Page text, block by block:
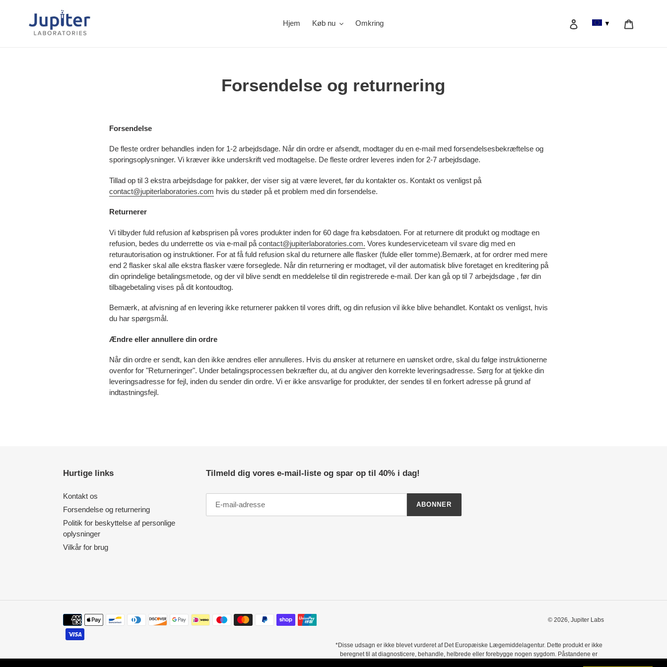
Hjem Køb nu Omkring
Søg efter
Log ind ▼
Forsendelse og returnering
Forsendelse
De fleste ordrer behandles inden for 1-2 arbejdsdage. Når din ordre er afsendt, modtager du en e-mail med forsendelsesbekræftelse og
sporingsoplysninger. Vi kræver ikke underskrift ved modtagelse. De fleste ordrer leveres inden for 2-7 arbejdsdage.
Tillad op til 3 ekstra arbejdsdage for pakker, der viser sig at være leveret,før du kontakter os. Kontakt os venligst på
contact@jupiterlaboratories.com hvis du støder på et problem med din forsendelse.
Returnerer
Vi tilbyder fuld refusion af købsprisen på vores produkter inden for 60 dage fra købsdatoen. For at returnere dit produkt og modtage en
refusion, bedes du underrette os via e-mail på contact@jupiterlaboratories.com. Vores kundeserviceteam vil svare dig meden
returautorisation og instruktioner. For at få fuld refusion skal du returnere alle flasker (fulde eller tomme).Bemærk, at for ordrer med mere
end 2 flasker skal alle ekstra flasker være forseglede. Når din returnering er modtaget, vil der automatisk blive foretaget en kreditering på
din oprindelige betalingsmetode, og der vil blive sendt en meddelelse til din registrerede e-mail. Der kan gå op til 7 arbejdsdage , før din
tilbagebetaling vises på dit kontoudtog.
Bemærk, at afvisning af en levering ikke returnerer pakken til vores drift, og din refusion vil ikke blive behandlet. Kontakt os venligst, hvis
du har spørgsmål.
Ændre eller annullere din ordre
Når din ordre er sendt, kan den ikke ændres eller annulleres. Hvis du ønsker at returnere en uønsket ordre, skal du følge instruktionerne
ovenfor for "Returneringer". Under betalingsprocessen bekræfter du, at du angiver den korrekte leveringsadresse. Sørg for at tjekke din
leveringsadresse for fejl, inden du sender din ordre. Vi er ikke ansvarlige for produkter, der sendes til en forkert adresse på grund af
indtastningsfejl.
Hurtige links
Kontakt os
Forsendelse og returnering
Politik for beskyttelse af personlige
oplysninger
Vilkår for brug
Tilmeld dig vores e-mail-liste og spar op til 40% i dag!
ABONNER
Betalingsmetoder © 2026, Jupiter Labs
*Disse udsagn er ikke blevet vurderet af Det Europæiske Lægemiddelagentur. Dette produkt er ikke
beregnet til at diagnosticere, behandle, helbrede eller forebygge nogen sygdom. Påstandene er